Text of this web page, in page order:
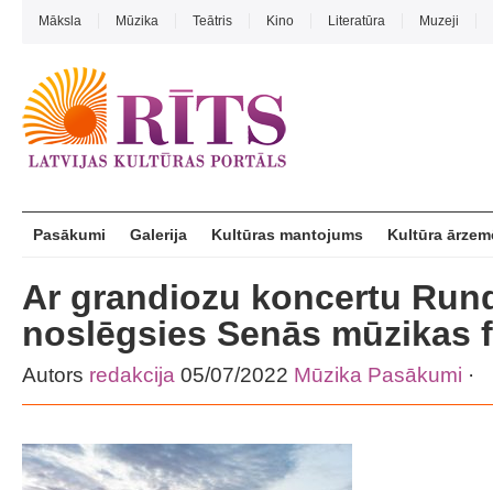
Māksla Mūzika Teātris Kino Literatūra Muzeji
Pasākumi Galerija Kultūras mantojums Kultūra
Ar grandiozu koncertu
noslēgsies Senās mūzikas
Autors redakcija 05/07/2022 Mūzika Pasākumi ·